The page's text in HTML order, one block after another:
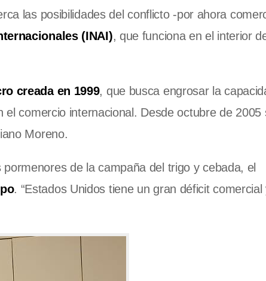
las posibilidades del conflicto -por ahora
(INAI), que funciona en el interior
creada en 1999, que busca engrosar la
comercio internacional. Desde octubre de 2005
Moreno.
de la campaña del trigo y cebada, el
. “Estados Unidos tiene un gran déficit comercial